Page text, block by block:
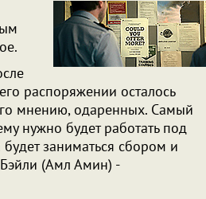
распоряжении осталось
мнению, одаренных. Самый
нужно будет работать под
заниматься сбором и
(Амл Амин) -